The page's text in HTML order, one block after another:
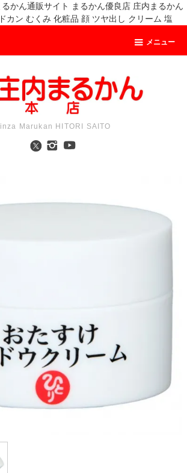
かん通販サイト まるかん優良店 庄内まるかん
カン むくみ 化粧品 顔 ツヤ出し クリーム 塩
メニュー
Marukan HITORI SAITO